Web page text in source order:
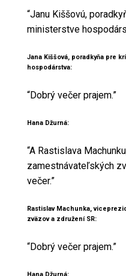
“Janu Kiššovú,
ministerstve
Jana Kiššová, poradkyňa pre
hospodárstva:
“Dobrý večer prajem.”
Hana Džurná:
“A Rastislava
zamestnávateľských
večer.”
Rastislav Machunka,
zväzov a združení SR:
“Dobrý večer prajem.”